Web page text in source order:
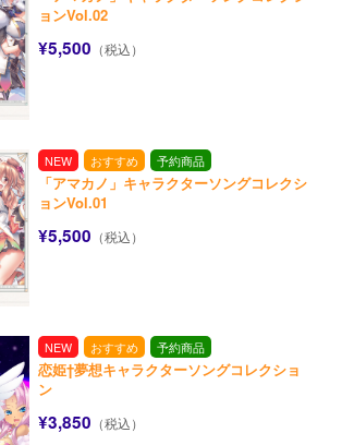
ョンVol.02
¥5,500 （税込）
NEW おすすめ 予約商品
「アマカノ」キャラクターソングコレクシ
ョンVol.01
¥5,500 （税込）
NEW おすすめ 予約商品
恋姫†夢想キャラクターソングコレクショ
ン
¥3,850 （税込）